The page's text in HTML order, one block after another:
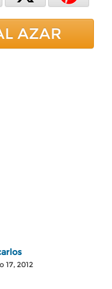
AZAR
17, 2012